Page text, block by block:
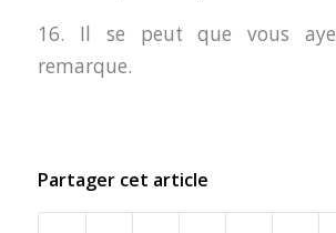
16. Il se peut que vous
remarque.
Partager cet article